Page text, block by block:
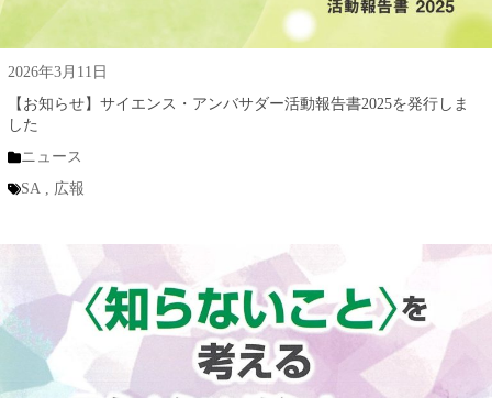
2026年3月11日
【お知らせ】サイエンス・アンバサダー活動報告書2025を発行しま
した
ニュース
SA
広報